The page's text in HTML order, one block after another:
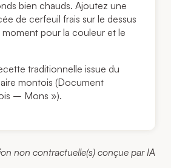
bien chauds. Ajoutez une
de cerfeuil frais sur le dessus
moment pour la couleur et le
traditionnelle issue du
montois (Document
– Mons »).
non contractuelle(s) conçue par IA